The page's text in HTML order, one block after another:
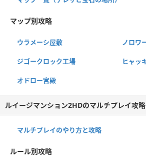
マップ別攻略
ウラメーシ屋敷 ノロワ
ジゴークロック工場 ヒャッ
オドロー宮殿
ルイージマンション2HDのマルチプレイ攻略
マルチプレイのやり方と攻略
ルール別攻略